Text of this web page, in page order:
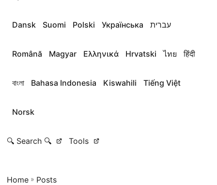
Dansk Suomi Polski Українська עברית
Română Magyar Ελληνικά Hrvatski ไทย हिंदी
বাংলা Bahasa Indonesia Kiswahili Tiếng Việt
Norsk
🔍 Search 🔍 Tools
Home » Posts